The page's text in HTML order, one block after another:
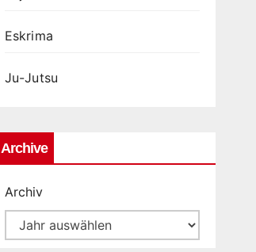
Eskrima
Ju-Jutsu
Archive
Archiv